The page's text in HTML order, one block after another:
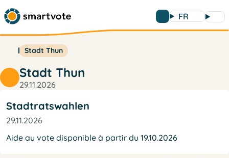
FR
Stadt Thun
Stadt Thun
29.11.2026
Stadtratswahlen
29.11.2026
Aide au vote disponible à partir du 19.10.2026